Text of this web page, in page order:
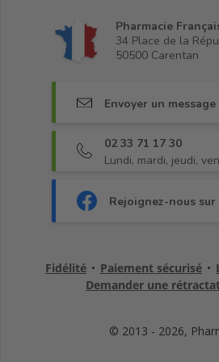
Pharmacie
34 Place de la
50500 Carentan
Envoyer un message
02 33 71 17 30
Lundi, mardi, jeudi,
Rejoignez-nous sur
Fidélité • Paiement sécurisé •
Demander une
© 2013 - 2026,